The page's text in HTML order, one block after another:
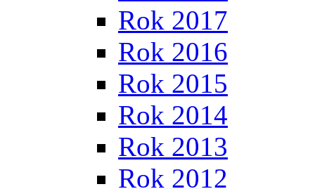
Rok 2017
Rok 2016
Rok 2015
Rok 2014
Rok 2013
Rok 2012